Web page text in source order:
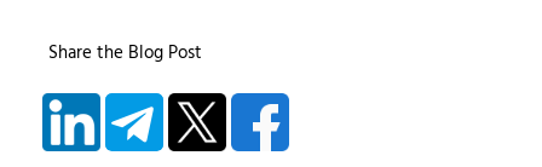
Share the Blog Post